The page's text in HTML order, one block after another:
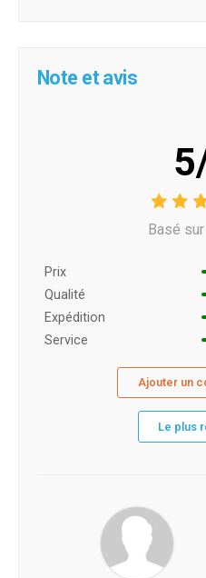
Note et avis
Basé
Prix ​​
Qualité
Expédition
Service
Ajouter un
Le plus